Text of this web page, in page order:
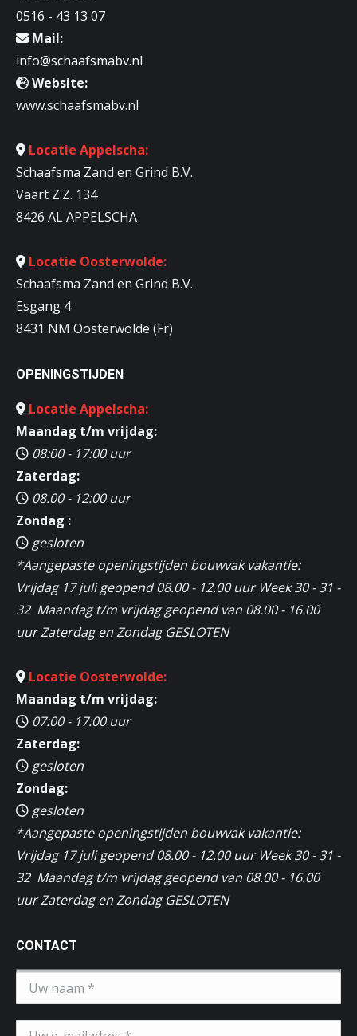
0516 - 43 13 07
Mail:
info@schaafsmabv.nl
Website:
www.schaafsmabv.nl
Locatie Appelscha:
Schaafsma Zand en Grind B.V.
Vaart Z.Z. 134
8426 AL APPELSCHA
Locatie Oosterwolde:
Schaafsma Zand en Grind B.V.
Esgang 4
8431 NM Oosterwolde (Fr)
OPENINGSTIJDEN
Locatie Appelscha:
Maandag t/m vrijdag:
08:00 - 17:00 uur
Zaterdag:
08.00 - 12:00 uur
Zondag :
gesloten
*Aangepaste openingstijden bouwvak vakantie:
Vrijdag 17 juli geopend 08.00 - 12.00 uur Week 30 - 31 -
32 Maandag t/m vrijdag geopend van 08.00 - 16.00
uur Zaterdag en Zondag GESLOTEN
Locatie Oosterwolde:
Maandag t/m vrijdag:
07:00 - 17:00 uur
Zaterdag:
gesloten
Zondag:
gesloten
*Aangepaste openingstijden bouwvak vakantie:
Vrijdag 17 juli geopend 08.00 - 12.00 uur Week 30 - 31 -
32 Maandag t/m vrijdag geopend van 08.00 - 16.00
uur Zaterdag en Zondag GESLOTEN
CONTACT